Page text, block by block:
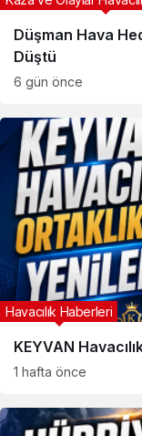
Düşman Hava
Düştü
6 gün önce
KEYVAN
Havacılık Haberleri
1 hafta önce